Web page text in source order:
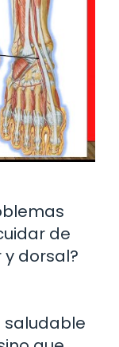
de
dorsal?
saludable